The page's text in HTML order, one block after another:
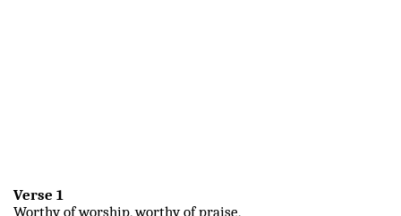
Verse 1
Worthy of worship, worthy of praise,